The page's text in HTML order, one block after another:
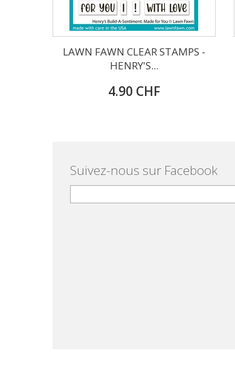
LAWN FAWN CLEAR STAMPS -
HENRY'S...
4.90 CHF
Suivez-nous sur Facebook